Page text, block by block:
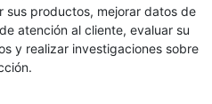
sus productos, mejorar datos de
atención al cliente, evaluar su
y realizar investigaciones sobre